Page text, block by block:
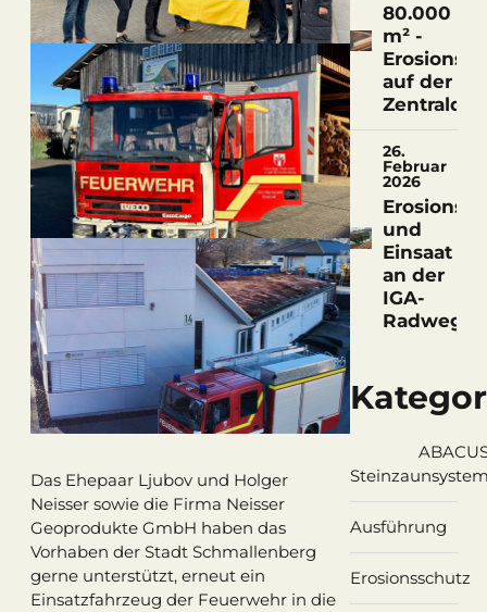
Das Ehepaar Ljubov und Holger
Neisser sowie die Firma Neisser
Geoprodukte GmbH haben das
Vorhaben der Stadt Schmallenberg
gerne unterstützt, erneut ein
Einsatzfahrzeug der Feuerwehr in die
80.000
m² -
auf der
26.
Februar
2026
und
Einsaat
an der
IGA-
Ausführung
Erosionsschutz